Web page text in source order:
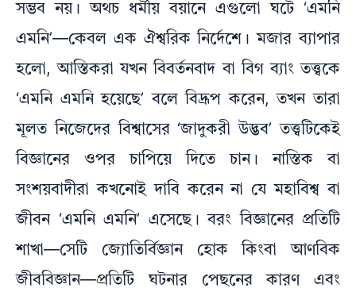
সম্ভব নয়। অথচ ধর্মীয় বয়ানে এগুলো ঘটে ‘এমনি
এমনি’—কেবল এক ঐশ্বরিক নির্দেশে। মজার ব্যাপার
হলো, আস্তিকরা যখন বিবর্তনবাদ বা বিগ ব্যাং তত্ত্বকে
‘এমনি এমনি হয়েছে’ বলে বিদ্রূপ করেন, তখন তারা
মূলত নিজেদের বিশ্বাসের ‘জাদুকরী উদ্ভব’ তত্ত্বটিকেই
বিজ্ঞানের ওপর চাপিয়ে দিতে চান। নাস্তিক বা
সংশয়বাদীরা কখনোই দাবি করেন না যে মহাবিশ্ব বা
জীবন ‘এমনি এমনি’ এসেছে। বরং বিজ্ঞানের প্রতিটি
শাখা—সেটি জ্যোতির্বিজ্ঞান হোক কিংবা আণবিক
জীববিজ্ঞান—প্রতিটি ঘটনার পেছনের কারণ এবং